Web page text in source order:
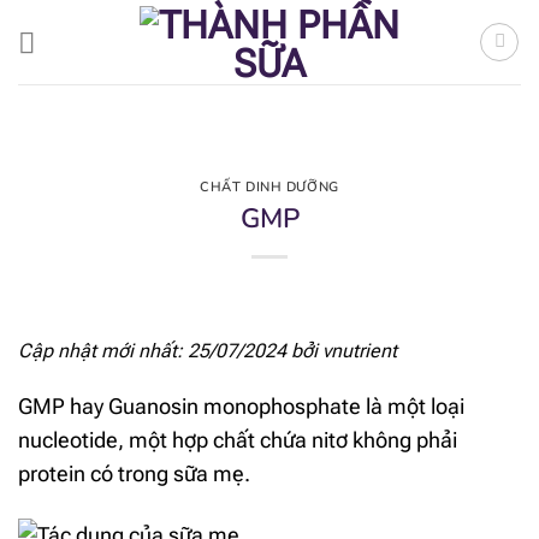
CHẤT DINH DƯỠNG
GMP
Cập nhật mới nhất: 25/07/2024 bởi vnutrient
GMP hay Guanosin monophosphate là một loại
nucleotide, một hợp chất chứa nitơ không phải
protein có trong sữa mẹ.